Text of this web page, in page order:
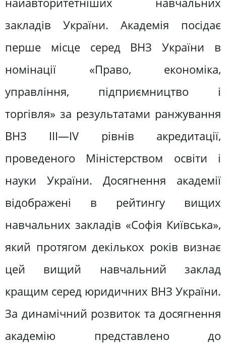
закладів України. Академія посідає
перше місце серед ВНЗ України в
номінації «Право, економіка,
управління, підприємництво і
торгівля» за результатами ранжування
ВНЗ III—IV рівнів акредитації,
проведеного Міністерством освіти і
науки України. Досягнення академії
відображені в рейтингу вищих
навчальних закладів «Софія Київська»,
який протягом декількох років визнає
цей вищий навчальний заклад
кращим серед юридичних ВНЗ України.
За динамічний розвиток та досягнення
академію представлено до